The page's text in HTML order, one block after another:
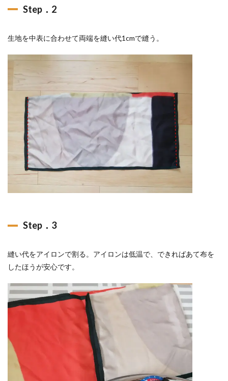
Step．2
生地を中表に合わせて両端を縫い代1cmで縫う。
Step．3
縫い代をアイロンで割る。アイロンは低温で、できればあて布を
したほうが安心です。